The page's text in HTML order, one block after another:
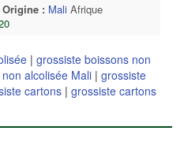
Origine : Mali Afrique
| grossiste boissons non
alcolisée Mali | grossiste
cartons | grossiste cartons